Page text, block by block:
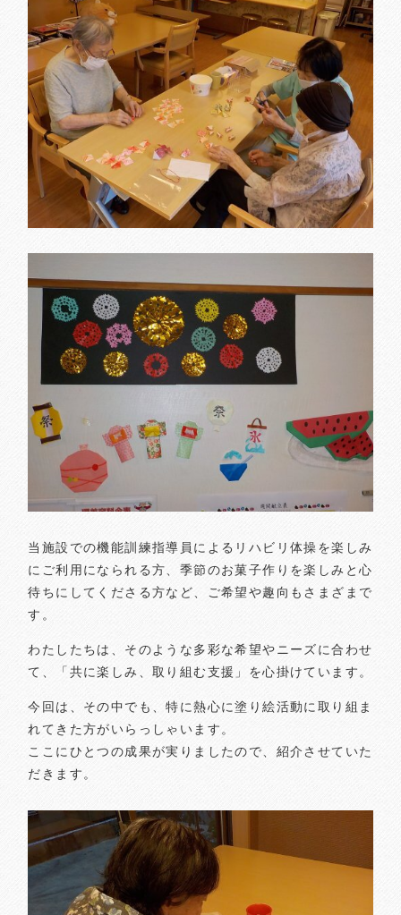
当施設での機能訓練指導員によるリハビリ体操を楽しみ
にご利用になられる方、季節のお菓子作りを楽しみと心
待ちにしてくださる方など、ご希望や趣向もさまざまで
す。
わたしたちは、そのような多彩な希望やニーズに合わせ
て、「共に楽しみ、取り組む支援」を心掛けています。
今回は、その中でも、特に熱心に塗り絵活動に取り組ま
れてきた方がいらっしゃいます。
ここにひとつの成果が実りましたので、紹介させていた
だきます。